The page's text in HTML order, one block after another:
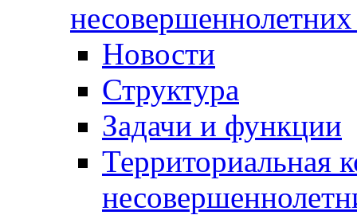
Новости
Структура
Задачи и функции
Территориальная